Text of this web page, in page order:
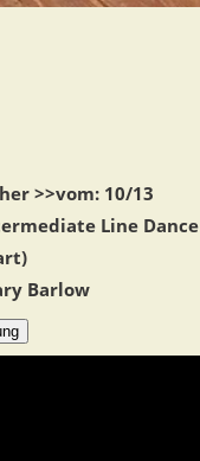
>>vom: 10/13
Line Dance
Barlow